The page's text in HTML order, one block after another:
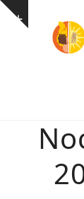
Skip
Show